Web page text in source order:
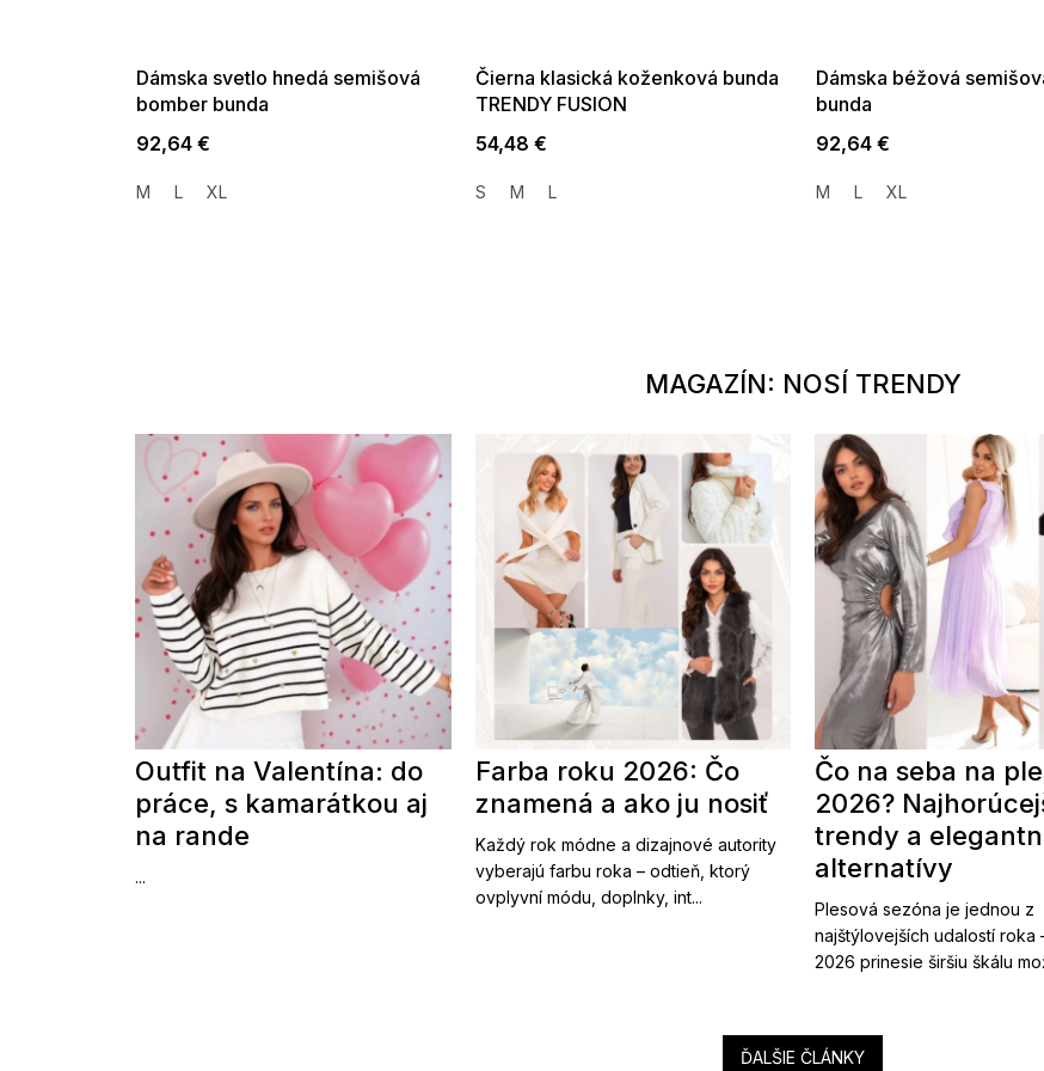
Dámska svetlo hnedá semišová
bomber bunda
92,64 €
M L XL
Čierna klasická koženková bunda
TRENDY FUSION
54,48 €
S M L
Dámska béžová
bunda
92,64 €
M L XL
MAGAZÍN: NOSÍ TRENDY
Outfit na Valentína: do
práce, s kamarátkou aj
na rande
...
Farba roku 2026: Čo
znamená a ako ju nosiť
Každý rok módne a dizajnové autority
vyberajú farbu roka – odtieň, ktorý
ovplyvní módu, doplnky, int...
Čo na seba na
2026?
trendy a
alternatívy
Plesová sezóna je jednou z
najštýlovejších udalostí roka
2026 prinesie širšiu škálu
ĎALŠIE ČLÁNKY